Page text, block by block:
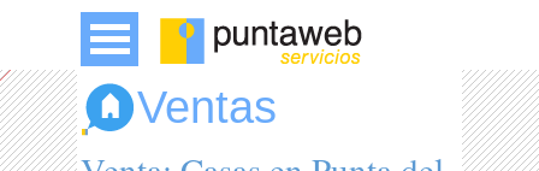
Ventas